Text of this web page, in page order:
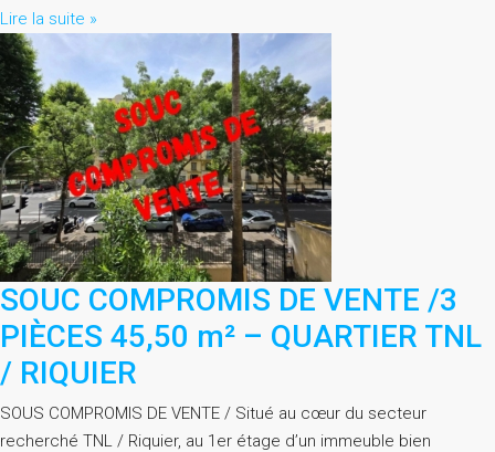
Lire la suite »
SOUC COMPROMIS DE VENTE /3
PIÈCES 45,50 m² – QUARTIER TNL
/ RIQUIER
SOUS COMPROMIS DE VENTE / Situé au cœur du secteur
recherché TNL / Riquier, au 1er étage d’un immeuble bien